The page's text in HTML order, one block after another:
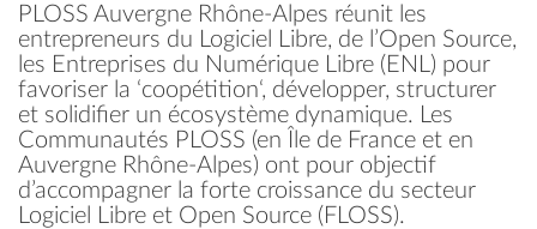
PLOSS Auvergne Rhône-Alpes réunit les
entrepreneurs du Logiciel Libre, de l’Open Source,
les Entreprises du Numérique Libre (ENL) pour
favoriser la ‘coopétition‘, développer, structurer
et solidifier un écosystème dynamique. Les
Communautés PLOSS (en Île de France et en
Auvergne Rhône-Alpes) ont pour objectif
d’accompagner la forte croissance du secteur
Logiciel Libre et Open Source (FLOSS).